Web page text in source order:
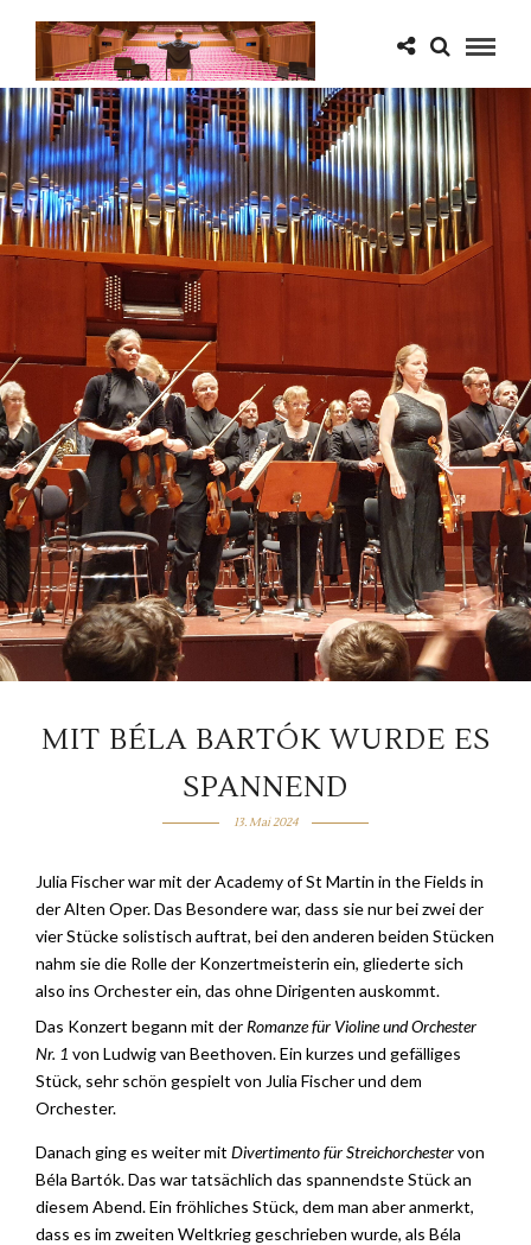
MIT BÉLA BARTÓK WURDE ES
SPANNEND
13. Mai 2024
Julia Fischer war mit der Academy of St Martin in the Fields in
der Alten Oper. Das Besondere war, dass sie nur bei zwei der
vier Stücke solistisch auftrat, bei den anderen beiden Stücken
nahm sie die Rolle der Konzertmeisterin ein, gliederte sich
also ins Orchester ein, das ohne Dirigenten auskommt.
Das Konzert begann mit der Romanze für Violine und Orchester
Nr. 1 von Ludwig van Beethoven. Ein kurzes und gefälliges
Stück, sehr schön gespielt von Julia Fischer und dem
Orchester.
Danach ging es weiter mit Divertimento für Streichorchestervon
Béla Bartók. Das war tatsächlich das spannendste Stück an
diesem Abend. Ein fröhliches Stück, dem man aber anmerkt,
dass es im zweiten Weltkrieg geschrieben wurde, als Béla